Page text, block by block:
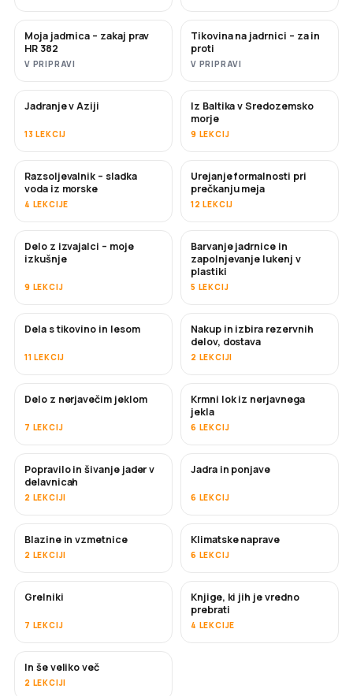
KMALU
Moja jadrnica – zakaj prav
HR 382
V PRIPRAVI
KMALU
Tikovina na jadrnici – za in
proti
V PRIPRAVI
KMALU
Jadranje v Aziji
13 LEKCIJ
KMALU
Iz Baltika v Sredozemsko
morje
9 LEKCIJ
KMALU
Razsoljevalnik – sladka
voda iz morske
4 LEKCIJE
Urejanje formalnosti pri
prečkanju meja
12 LEKCIJ
KMALU
Delo z izvajalci – moje
izkušnje
9 LEKCIJ
KMALU
Barvanje jadrnice in
zapolnjevanje lukenj v
plastiki
5 LEKCIJ
Dela s tikovino in lesom
11 LEKCIJ
KMALU
Nakup in izbira rezervnih
delov, dostava
2 LEKCIJI
KMALU
Delo z nerjavečim jeklom
7 LEKCIJ
Krmni lok iz nerjavnega
jekla
6 LEKCIJ
KMALU
Popravilo in šivanje jader v
delavnicah
2 LEKCIJI
Jadra in ponjave
6 LEKCIJ
Blazine in vzmetnice
2 LEKCIJI
KMALU
Klimatske naprave
6 LEKCIJ
KMALU
Grelniki
7 LEKCIJ
KMALU
Knjige, ki jih je vredno
prebrati
4 LEKCIJE
KMALU
In še veliko več
2 LEKCIJI